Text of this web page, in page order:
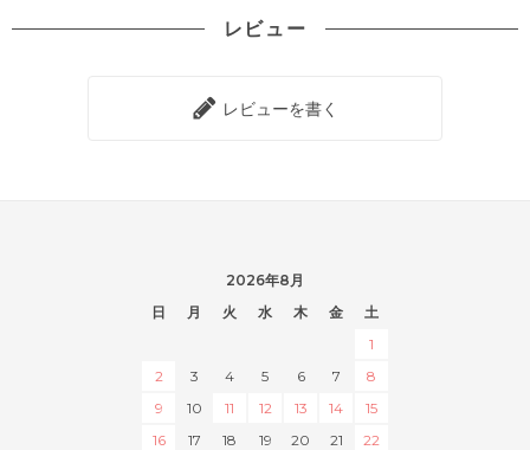
レビュー
レビューを書く
2026年8月
日
月 火 水 木 金
土
1
2
3 4 5 6 7
8
9
10 11 12 13 14
15
16
17 18 19 20 21
22